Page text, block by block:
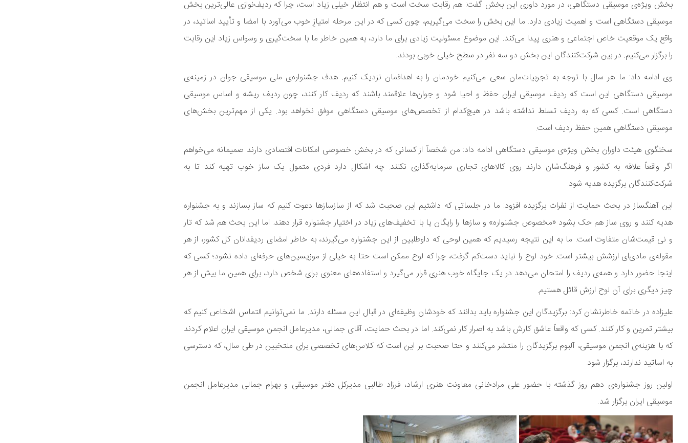
بخش ویژه‌ی موسیقی دستگاهی، در مورد داوری این بخش گفت: هم رقابت سخت است و هم انتظار خیلی زیاد است، چرا که ردیف‌نوازی عالی‌ترین بخش
موسیقی دستگاهی است و اهمیت زیادی دارد. ما این بخش را سخت می‌گیریم، چون کسی که در این مرحله امتیازِ خوب می‌آورد با امضا و تأیید اساتید، در
واقع یک موقعیت خاص اجتماعی و هنری پیدا می‌کند. این موضوع مسئولیت زیادی برای ما دارد، به همین خاطر ما با سخت‌گیری و وسواس زیاد این رقابت
را برگزار می‌کنیم. در بین شرکت‌کنندگان این بخش دو سه نفر در سطح خیلی خوبی بودند.
وی ادامه داد: ما هر سال با توجه به تجربیات‌مان سعی می‌کنیم خودمان را به اهدافمان نزدیک کنیم. هدف جشنواره‌ی ملی موسیقی جوان در زمینه‌ی
موسیقی دستگاهی این است که ردیف موسیقی ایران حفظ و احیا شود و جوان‌ها علاقمند باشند که ردیف کار کنند، چون ردیف ریشه و اساس موسیقی
دستگاهی است. کسی که به ردیف تسلط نداشته باشد در هیچ‌کدام از تخصص‌های موسیقی دستگاهی موفق نخواهد بود. یکی از مهم‌ترین بخش‌های
موسیقی دستگاهی همین حفظ ردیف است.
سخنگوی هیئت داوران بخش ویژه‌ی موسیقی دستگاهی ادامه داد: من شخصاً از کسانی که در بخش خصوصی امکانات اقتصادی دارند صمیمانه می‌خواهم
اگر واقعاً علاقه به کشور و فرهنگ‌شان دارند روی کالاهای تجاری سرمایه‌گذاری نکنند. چه اشکال دارد فردی متمول یک ساز خوب تهیه کند تا به
شرکت‌کنندگان برگزیده هدیه شود.
این آهنگساز در بحث حمایت از نفرات برگزیده افزود: ما در جلساتی که داشتیم این صحبت شد که از سازسازها دعوت کنیم که ساز بسازند و به جشنواره
هدیه کنند و روی ساز هم حک بشود «مخصوص جشنواره» و سازها را رایگان یا با تخفیف‌های زیاد در اختیار جشنواره قرار دهند. اما این بحث هم شد که تار
و نی قیمت‌شان متفاوت است. ما به این نتیجه رسیدیم که همین لوحی که داوطلبین از این جشنواره می‌گیرند، به خاطر امضای ردیفدانان کل کشور، از هر
مقوله‌ی مادی‌ای ارزشش بیشتر است. خود لوح را نباید دست‌کم گرفت، چرا که لوح ممکن است حتا به خیلی از موزیسین‌های حرفه‌ای داده نشود؛ کسی که
اینجا حضور دارد و همه‌ی ردیف را امتحان می‌دهد در یک جایگاه خوب هنری قرار می‌گیرد و استفاده‌های معنوی برای شخص دارد، برای همین ما بیش از هر
چیز دیگری برای آن لوح ارزش قائل هستیم.
علیزاده در خاتمه خاطرنشان کرد: برگزیدگان این جشنواره باید بدانند که خودشان وظیفه‌ای در قبال این مسئله دارند. ما نمی‌توانیم التماس اشخاص کنیم که
بیشتر تمرین و کار کنند. کسی که واقعاً عاشق کارش باشد به اصرار کار نمی‌کند. اما در بحث حمایت، آقای جمالی، مدیرعامل انجمن موسیقی ایران اعلام کردند
که با هزینه‌ی انجمن موسیقی، آلبوم برگزیدگان را منتشر می‌کنند و حتا صحبت بر این است که کلاس‌های تخصصی برای منتخبین در طی سال، که دسترسی
به اساتید ندارند، برگزار شود.
اولین روز جشنواره‌ی دهم روز گذشته با حضور علی مرادخانی معاونت هنری ارشاد، فرزاد طالبی مدیرکل دفتر موسیقی و بهرام جمالی مدیرعامل انجمن
موسیقی ایران برگزار شد.